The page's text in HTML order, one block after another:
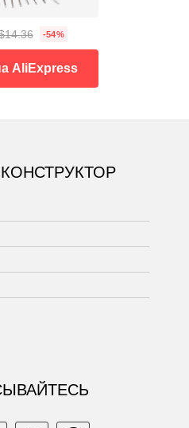
-54%
AliExpress